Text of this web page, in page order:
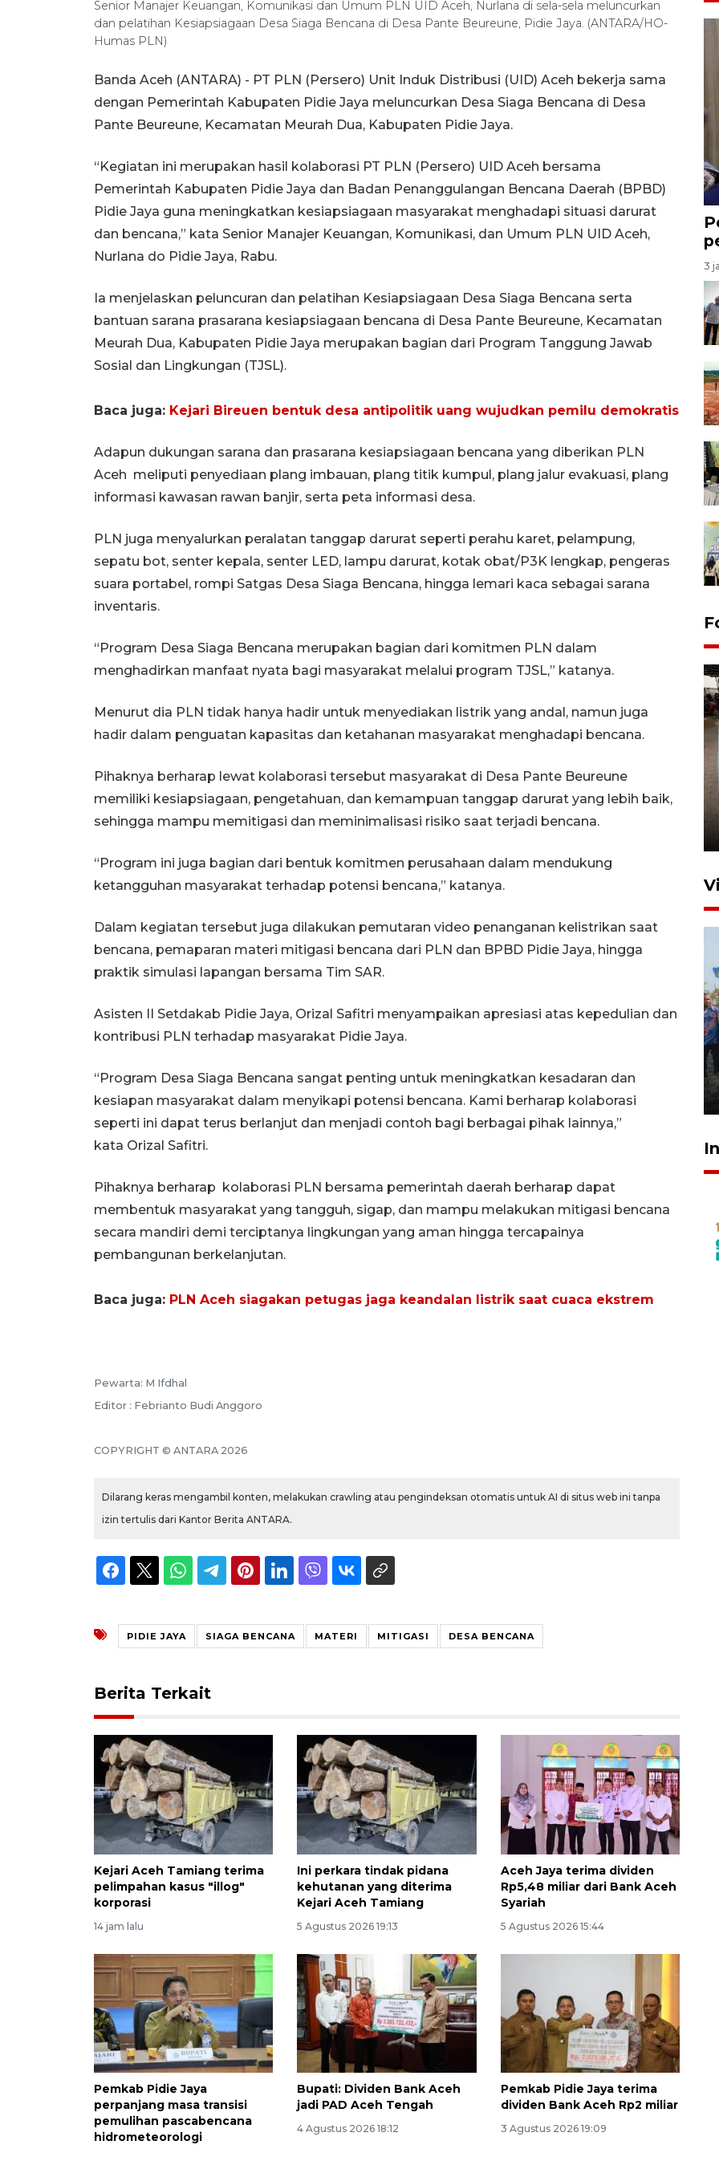
Senior Manajer Keuangan, Komunikasi dan Umum PLN UID Aceh, Nurlana di sela-sela meluncurkan
dan pelatihan Kesiapsiagaan Desa Siaga Bencana di Desa Pante Beureune, Pidie Jaya. (ANTARA/HO-
Humas PLN)
Banda Aceh (ANTARA) - PT PLN (Persero) Unit Induk Distribusi (UID) Aceh bekerja sama
dengan Pemerintah Kabupaten Pidie Jaya meluncurkan Desa Siaga Bencana di Desa
Pante Beureune, Kecamatan Meurah Dua, Kabupaten Pidie Jaya.
“Kegiatan ini merupakan hasil kolaborasi PT PLN (Persero) UID Aceh bersama
Pemerintah Kabupaten Pidie Jaya dan Badan Penanggulangan Bencana Daerah (BPBD)
Pidie Jaya guna meningkatkan kesiapsiagaan masyarakat menghadapi situasi darurat
dan bencana,” kata Senior Manajer Keuangan, Komunikasi, dan Umum PLN UID Aceh,
Nurlana do Pidie Jaya, Rabu.
Ia menjelaskan peluncuran dan pelatihan Kesiapsiagaan Desa Siaga Bencana serta
bantuan sarana prasarana kesiapsiagaan bencana di Desa Pante Beureune, Kecamatan
Meurah Dua, Kabupaten Pidie Jaya merupakan bagian dari Program Tanggung Jawab
Sosial dan Lingkungan (TJSL).
Baca juga: Kejari Bireuen bentuk desa antipolitik uang wujudkan pemilu demokratis
Adapun dukungan sarana dan prasarana kesiapsiagaan bencana yang diberikan PLN
Aceh meliputi penyediaan plang imbauan, plang titik kumpul, plang jalur evakuasi, plang
informasi kawasan rawan banjir, serta peta informasi desa.
PLN juga menyalurkan peralatan tanggap darurat seperti perahu karet, pelampung,
sepatu bot, senter kepala, senter LED, lampu darurat, kotak obat/P3K lengkap, pengeras
suara portabel, rompi Satgas Desa Siaga Bencana, hingga lemari kaca sebagai sarana
inventaris.
“Program Desa Siaga Bencana merupakan bagian dari komitmen PLN dalam
menghadirkan manfaat nyata bagi masyarakat melalui program TJSL,” katanya.
Menurut dia PLN tidak hanya hadir untuk menyediakan listrik yang andal, namun juga
hadir dalam penguatan kapasitas dan ketahanan masyarakat menghadapi bencana.
Pihaknya berharap lewat kolaborasi tersebut masyarakat di Desa Pante Beureune
memiliki kesiapsiagaan, pengetahuan, dan kemampuan tanggap darurat yang lebih baik,
sehingga mampu memitigasi dan meminimalisasi risiko saat terjadi bencana.
“Program ini juga bagian dari bentuk komitmen perusahaan dalam mendukung
ketangguhan masyarakat terhadap potensi bencana,” katanya.
Dalam kegiatan tersebut juga dilakukan pemutaran video penanganan kelistrikan saat
bencana, pemaparan materi mitigasi bencana dari PLN dan BPBD Pidie Jaya, hingga
praktik simulasi lapangan bersama Tim SAR.
Asisten II Setdakab Pidie Jaya, Orizal Safitri menyampaikan apresiasi atas kepedulian dan
kontribusi PLN terhadap masyarakat Pidie Jaya.
“Program Desa Siaga Bencana sangat penting untuk meningkatkan kesadaran dan
kesiapan masyarakat dalam menyikapi potensi bencana. Kami berharap kolaborasi
seperti ini dapat terus berlanjut dan menjadi contoh bagi berbagai pihak lainnya,”
kata Orizal Safitri.
Pihaknya berharap kolaborasi PLN bersama pemerintah daerah berharap dapat
membentuk masyarakat yang tangguh, sigap, dan mampu melakukan mitigasi bencana
secara mandiri demi terciptanya lingkungan yang aman hingga tercapainya
pembangunan berkelanjutan.
Baca juga: PLN Aceh siagakan petugas jaga keandalan listrik saat cuaca ekstrem
Pewarta: M Ifdhal
Editor : Febrianto Budi Anggoro
COPYRIGHT © ANTARA 2026
Dilarang keras mengambil konten, melakukan crawling atau pengindeksan otomatis untuk AI di situs web ini tanpa
izin tertulis dari Kantor Berita ANTARA.
PIDIE JAYA SIAGA BENCANA MATERI MITIGASI DESA BENCANA
Berita Terkait
Kejari Aceh Tamiang terima
pelimpahan kasus "illog"
korporasi
14 jam lalu
Ini perkara tindak pidana
kehutanan yang diterima
Kejari Aceh Tamiang
5 Agustus 2026 19:13
Aceh Jaya terima dividen
Rp5,48 miliar dari Bank Aceh
Syariah
5 Agustus 2026 15:44
Pemkab Pidie Jaya
perpanjang masa transisi
pemulihan pascabencana
hidrometeorologi
Bupati: Dividen Bank Aceh
jadi PAD Aceh Tengah
4 Agustus 2026 18:12
Pemkab Pidie Jaya terima
dividen Bank Aceh Rp2 miliar
3 Agustus 2026 19:09
3
FOTO - Arus libur Panjang ke
Sabang meningkat
2 Juni 2026 10:33
Meutia
31 Juli 2026 20:28
Vaksin HPV untuk siswa laki-